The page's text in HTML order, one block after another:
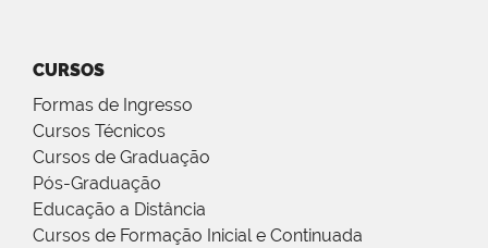
CURSOS
Formas de Ingresso
Cursos Técnicos
Cursos de Graduação
Pós-Graduação
Educação a Distância
Cursos de Formação Inicial e Continuada